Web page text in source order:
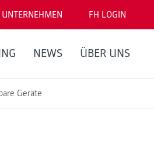
UNTERNEHMEN FH LOGIN
NEWS ÜBER UNS
Geräte